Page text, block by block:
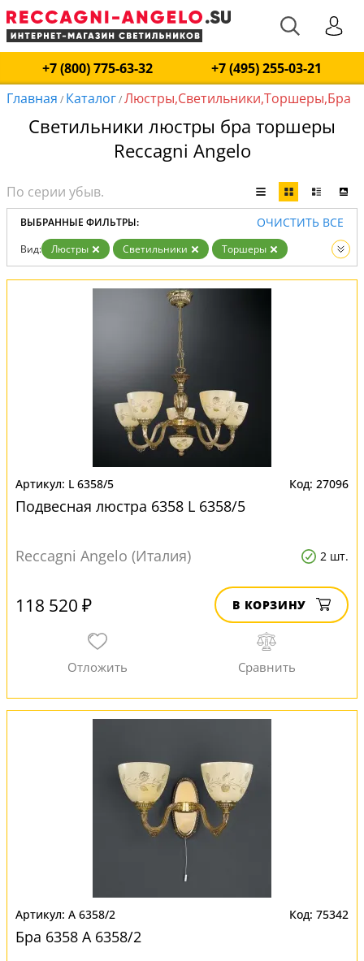
+7 (800) 775-63-32
+7 (495) 255-03-21
Главная / Каталог/Люстры,Светильники,Торшеры,Бра
Светильники люстры бра торшеры
Reccagni Angelo
ВЫБРАННЫЕ ФИЛЬТРЫ: ОЧИСТИТЬ ВСЕ
Вид: Люстры Светильники
Торшеры
Бра
L 6358/5 27096
Подвесная люстра 6358 L 6358/5
Reccagni Angelo (Италия) 2 шт.
118 520 ₽ В КОРЗИНУ
A 6358/2 75342
Бра 6358 A 6358/2